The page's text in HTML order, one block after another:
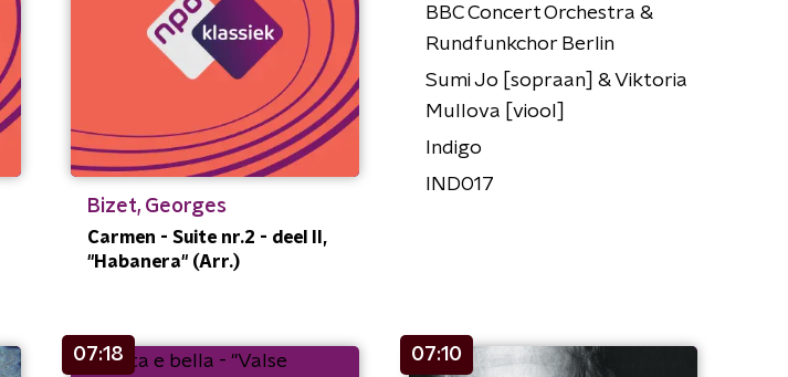
Bizet, Georges
Carmen - Suite nr.2 - deel II,
"Habanera" (Arr.)
BBC Concert Orchestra &
Rundfunkchor Berlin
Sumi Jo [sopraan] & Viktoria
Mullova [viool]
Indigo
IND017
07:18 07:10